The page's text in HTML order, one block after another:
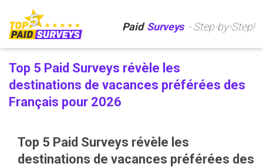
Paid Surveys - Step-by-Step!
Top 5 Paid Surveys révèle les
destinations de vacances préférées des
Français pour 2026
Top 5 Paid Surveys révèle les
destinations de vacances préférées des